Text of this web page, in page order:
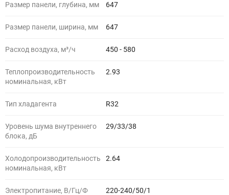
Размер панели, глубина, мм 647
Размер панели, ширина, мм 647
Расход воздуха, м³/ч 450 - 580
Теплопроизводительность
номинальная, кВт
2.93
Тип хладагента R32
Уровень шума внутреннего
блока, дБ
29/33/38
Холодопроизводительность
номинальная, кВт
2.64
Электропитание, В/Гц/Ф 220-240/50/1